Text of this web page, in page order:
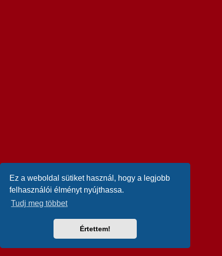
Ez a weboldal sütiket használ, hogy a legjobb
felhasználói élményt nyújthassa.
Tudj meg többet
Értettem!